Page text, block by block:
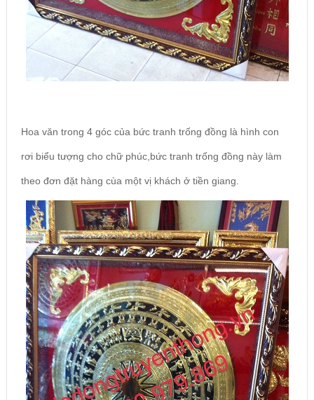
Hoa văn trong 4 góc của bức tranh trống đồng là hình con
rơi biểu tượng cho chữ phúc,bức tranh trống đồng này làm
theo đơn đặt hàng cùa một vị khách ở tiền giang.